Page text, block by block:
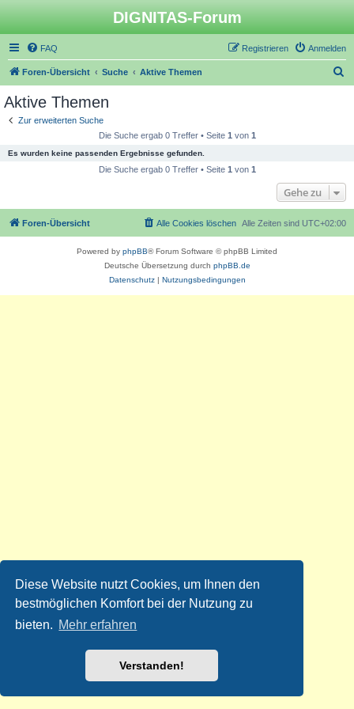
Diese Website nutzt Cookies, um Ihnen den
bestmöglichen Komfort bei der Nutzung zu
bieten. Mehr erfahren
Verstanden!
DIGNITAS-Forum
FAQ Anmelden
Registrieren
Foren-Übersicht Suche Aktive Themen
Aktive Themen
Zur erweiterten Suche
Die Suche ergab 0 Treffer • Seite 1 von 1
Es wurden keine passenden Ergebnisse gefunden.
Die Suche ergab 0 Treffer • Seite 1 von 1
Gehe zu
Foren-Übersicht Alle Zeiten sind UTC+02:00
Alle Cookies löschen
Powered by phpBB® Forum Software © phpBB Limited
Deutsche Übersetzung durch phpBB.de
Datenschutz| Nutzungsbedingungen